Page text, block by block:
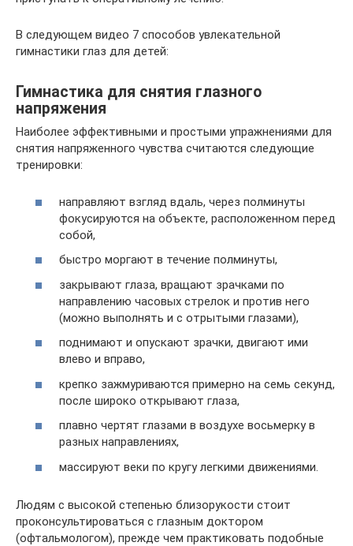
В следующем видео 7 способов увлекательной
гимнастики глаз для детей:
Гимнастика для снятия глазного
напряжения
Наиболее эффективными и простыми упражнениями для
снятия напряженного чувства считаются следующие
тренировки:
направляют взгляд вдаль, через полминуты
фокусируются на объекте, расположенном перед
собой,
быстро моргают в течение полминуты,
закрывают глаза, вращают зрачками по
направлению часовых стрелок и против него
(можно выполнять и с отрытыми глазами),
поднимают и опускают зрачки, двигают ими
влево и вправо,
крепко зажмуриваются примерно на семь секунд,
после широко открывают глаза,
плавно чертят глазами в воздухе восьмерку в
разных направлениях,
массируют веки по кругу легкими движениями.
Людям с высокой степенью близорукости стоит
проконсультироваться с глазным доктором
(офтальмологом), прежде чем практиковать подобные